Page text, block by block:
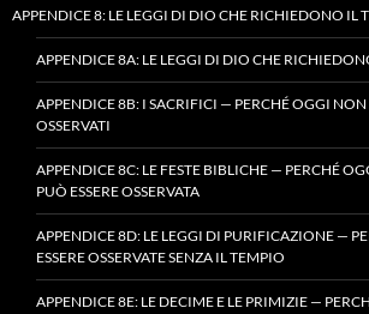
APPENDICE 8: LE LEGGI DI DIO CHE RICHIEDONO IL
APPENDICE 8A: LE LEGGI DI DIO CHE
APPENDICE 8B: I SACRIFICI — PERCHÉ OGGI NON
OSSERVATI
APPENDICE 8C: LE FESTE BIBLICHE — PERCHÉ
PUÒ ESSERE OSSERVATA
APPENDICE 8D: LE LEGGI DI PURIFICAZIONE —
ESSERE OSSERVATE SENZA IL TEMPIO
APPENDICE 8E: LE DECIME E LE PRIMIZIE —